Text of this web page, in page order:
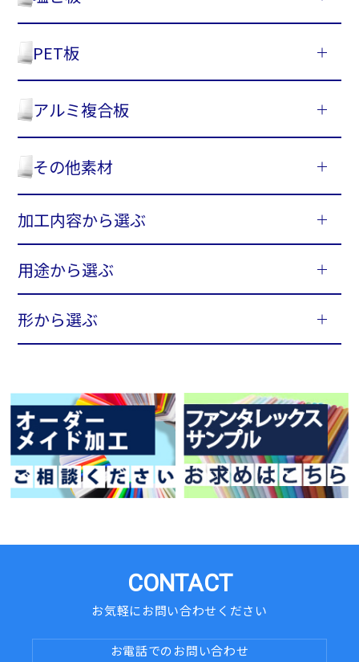
PET板
アルミ複合板
その他素材
加工内容から選ぶ
用途から選ぶ
形から選ぶ
CONTACT
お気軽にお問い合わせください
お電話でのお問い合わせ